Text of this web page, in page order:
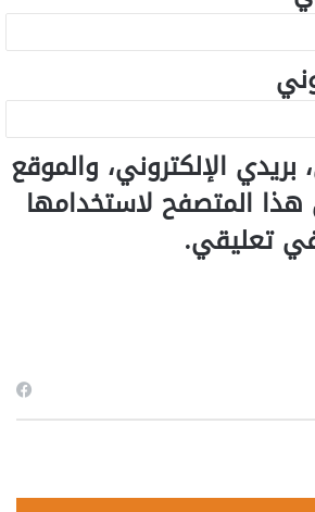
الإلكتروني، والموقع
هذا المتصفح لاستخدامها
في تعليقي.